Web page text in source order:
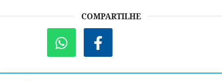
COMPARTILHE